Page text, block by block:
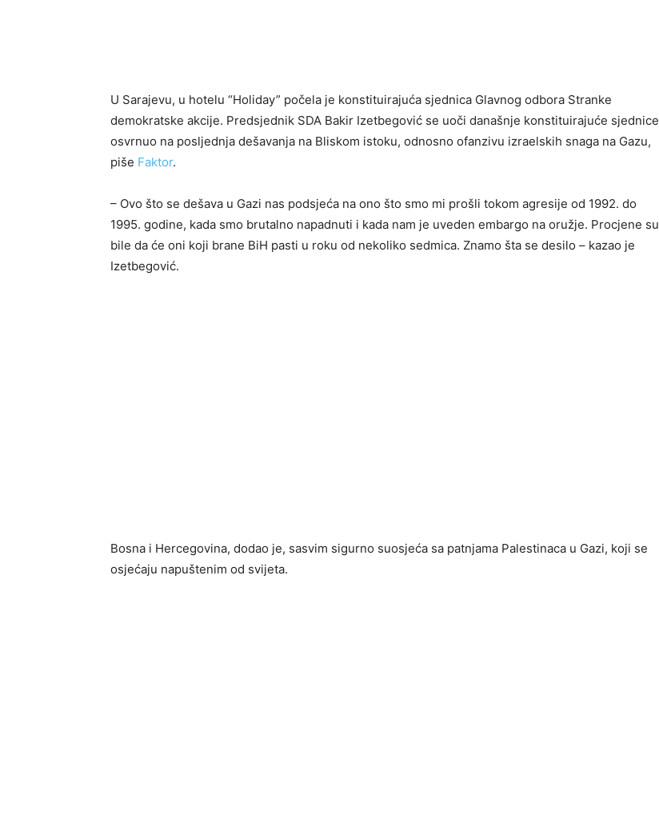
U Sarajevu, u hotelu “Holiday” počela je konstituirajuća sjednica Glavnog odbora Stranke
demokratske akcije. Predsjednik SDA Bakir Izetbegović se uoči današnje konstituirajuće sjednice
osvrnuo na posljednja dešavanja na Bliskom istoku, odnosno ofanzivu izraelskih snaga na Gazu,
piše Faktor.
– Ovo što se dešava u Gazi nas podsjeća na ono što smo mi prošli tokom agresije od 1992. do
1995. godine, kada smo brutalno napadnuti i kada nam je uveden embargo na oružje. Procjene su
bile da će oni koji brane BiH pasti u roku od nekoliko sedmica. Znamo šta se desilo – kazao je
Izetbegović.
Bosna i Hercegovina, dodao je, sasvim sigurno suosjeća sa patnjama Palestinaca u Gazi, koji se
osjećaju napuštenim od svijeta.